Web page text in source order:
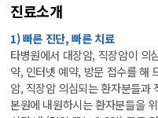
진료소개
1) 빠른 진단, 빠른 치료
타병원에서 대장암, 직장암이 의
약, 인터넷 예약, 방문 접수를 해
암, 직장암 의심되는 환자분들과
본원에 내원하시는 환자분들을